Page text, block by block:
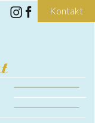
Kontakt